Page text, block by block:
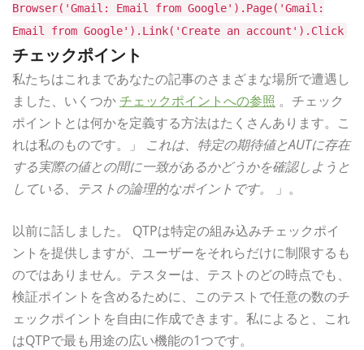
Browser('Gmail: Email from Google').Page('Gmail:
Email from Google').Link('Create an account').Click
チェックポイント
私たちはこれまであなたの記事のさまざまな場所で遭遇し
ました、いくつか チェックポイントへの参照 。チェック
ポイントとは何かを定義する方法はたくさんあります。こ
れは私のものです。」 これは、特定の期待値とAUTに存在
する実際の値との間に一致があるかどうかを確認しようと
している、テストの論理的なポイントです。
」。
以前に話しました。 QTPは特定の組み込みチェックポイ
ントを提供しますが、ユーザーをそれらだけに制限するも
のではありません。テスターは、テストのどの時点でも、
検証ポイントを含めるために、このテストで任意の数のチ
ェックポイントを自由に作成できます。私によると、これ
はQTPで最も用途の広い機能の1つです。